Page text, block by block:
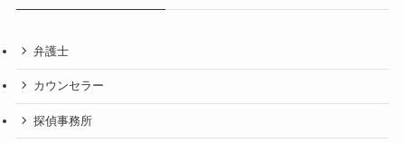
弁護士
カウンセラー
探偵事務所